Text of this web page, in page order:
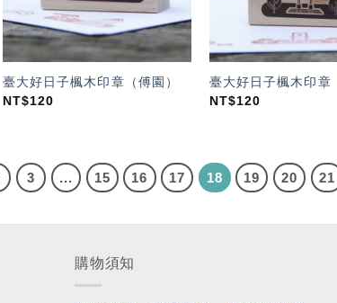
臺大好日子楓木印章（傅園）
NT$120
臺大好日子楓木印章
NT$120
3 ... 15 16 17 18 19 20 21
購物須知